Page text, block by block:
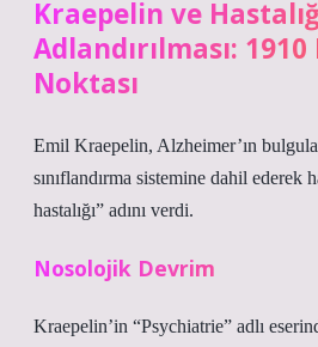
Kraepelin ve
Adlandırılması:
Noktası
Emil Kraepelin, Alzheimer’ın
sınıflandırma sistemine dahil ederek
hastalığı” adını verdi.
Nosolojik Devrim
Kraepelin’in “Psychiatrie” adlı